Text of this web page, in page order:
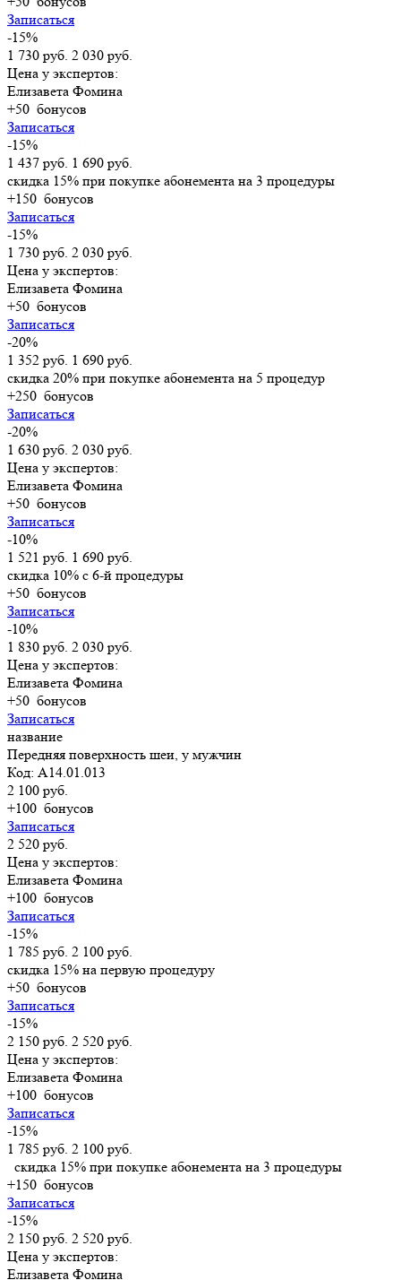
Записаться
-15%
1 730 руб. 2 030 руб.
Цена у экспертов:
Елизавета Фомина
+50 бонусов
Записаться
-15%
1 437 руб. 1 690 руб.
скидка 15% при покупке абонемента на 3 процедуры
+150 бонусов
Записаться
-15%
1 730 руб. 2 030 руб.
Цена у экспертов:
Елизавета Фомина
+50 бонусов
Записаться
-20%
1 352 руб. 1 690 руб.
скидка 20% при покупке абонемента на 5 процедур
+250 бонусов
Записаться
-20%
1 630 руб. 2 030 руб.
Цена у экспертов:
Елизавета Фомина
+50 бонусов
Записаться
-10%
1 521 руб. 1 690 руб.
скидка 10% с 6-й процедуры
+50 бонусов
Записаться
-10%
1 830 руб. 2 030 руб.
Цена у экспертов:
Елизавета Фомина
+50 бонусов
Записаться
название
Передняя поверхность шеи, у мужчин
Код: A14.01.013
2 100 руб.
+100 бонусов
Записаться
2 520 руб.
Цена у экспертов:
Елизавета Фомина
+100 бонусов
Записаться
-15%
1 785 руб. 2 100 руб.
скидка 15% на первую процедуру
+50 бонусов
Записаться
-15%
2 150 руб. 2 520 руб.
Цена у экспертов:
Елизавета Фомина
+100 бонусов
Записаться
-15%
1 785 руб. 2 100 руб.
скидка 15% при покупке абонемента на 3 процедуры
+150 бонусов
Записаться
-15%
2 150 руб. 2 520 руб.
Цена у экспертов:
Елизавета Фомина